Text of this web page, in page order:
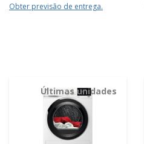
Obter previsão de entrega.
Últimas unidades